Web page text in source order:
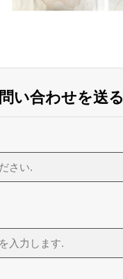
問い合わせを送る